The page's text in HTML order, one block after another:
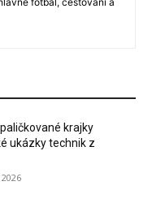
krajky
ukázky technik z